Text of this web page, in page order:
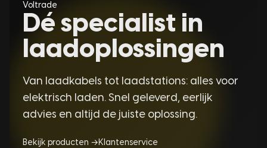
Voltrade
Dé specialist in
laadoplossingen
Van laadkabels tot laadstations: alles voor
elektrisch laden. Snel geleverd, eerlijk
advies en altijd de juiste oplossing.
Bekijk producten → Klantenservice